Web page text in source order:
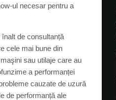
ul necesar pentru a
de consultanță
cele mai bune din
sau utilaje care au
a performanței
cauzate de uzură
de performanță ale